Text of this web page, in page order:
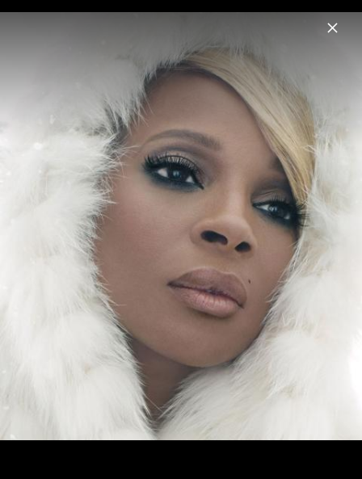
Menu
Home News Musik Videos Fotos Biografie
Pressefotos 2017